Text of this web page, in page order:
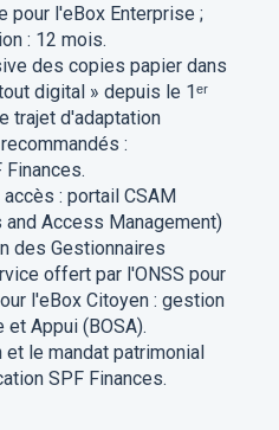
pour l'eBox Enterprise ;
: 12 mois.
des copies papier dans
digital » depuis le 1ᵉʳ
trajet d'adaptation
:
Finances.
: portail CSAM
Access Management)
des Gestionnaires
offert par l'ONSS pour
l'eBox Citoyen : gestion
Appui (BOSA).
et le mandat patrimonial
SPF Finances.